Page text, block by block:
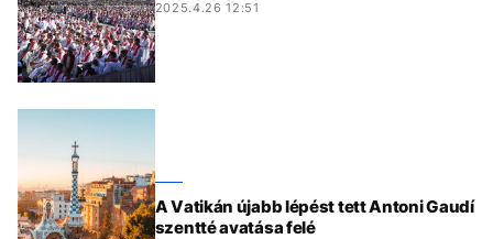
2025.4.26 12:51
A Vatikán újabb lépést tett Antoni Gaudí
szentté avatása felé